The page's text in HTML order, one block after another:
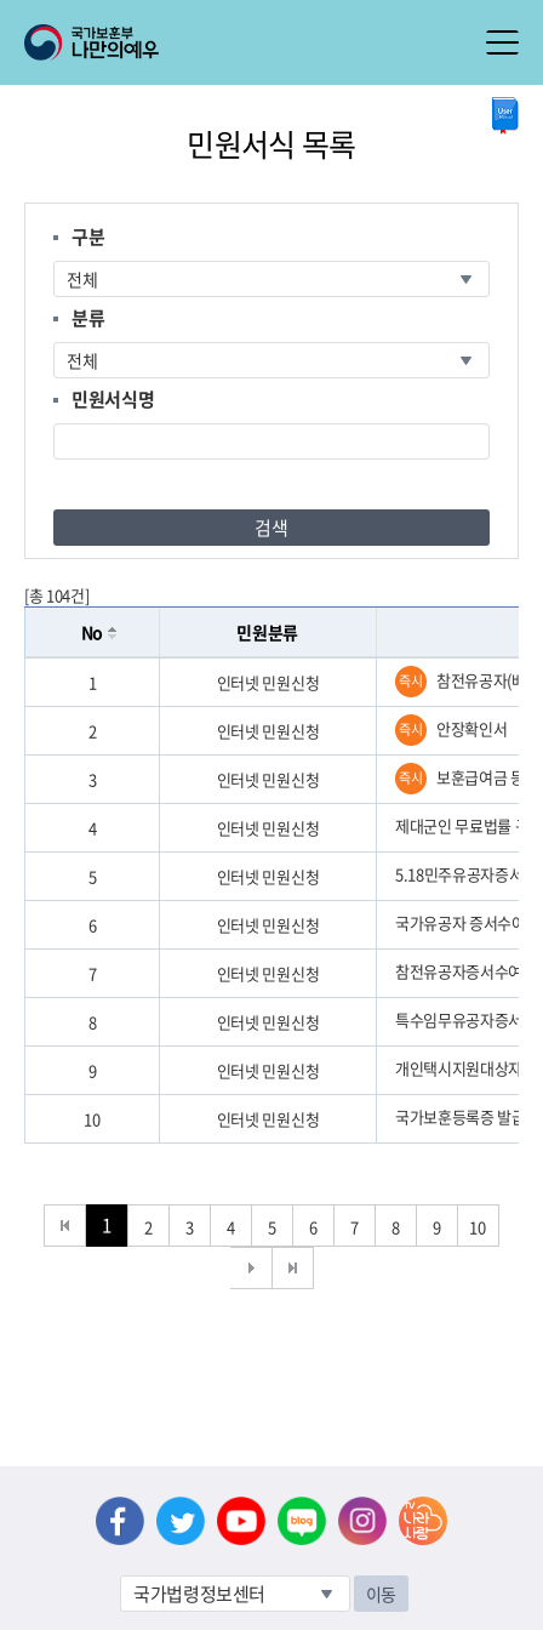
민원서식 목록
구분
분류
민원서식명
검색
[총 104건]
No 민원분류
1 인터넷 민원신청 즉시 참전유공자(배
2 인터넷 민원신청 즉시 안장확인서
3 인터넷 민원신청 즉시 보훈급여금 등
4 인터넷 민원신청 제대군인 무료법률 구
5 인터넷 민원신청 5.18민주유공자증서
6 인터넷 민원신청 국가유공자 증서수여
7 인터넷 민원신청 참전유공자증서수여
8 인터넷 민원신청 특수임무유공자증서
9 인터넷 민원신청 개인택시지원대상자
10 인터넷 민원신청 국가보훈등록증 발급·
1 2 3 4 5 6 7 8 9 10
이동